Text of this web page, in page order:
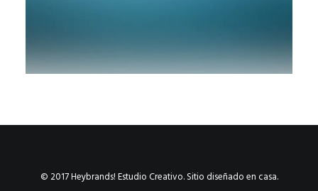
© 2017 Heybrands! Estudio Creativo. Sitio diseñado en casa.